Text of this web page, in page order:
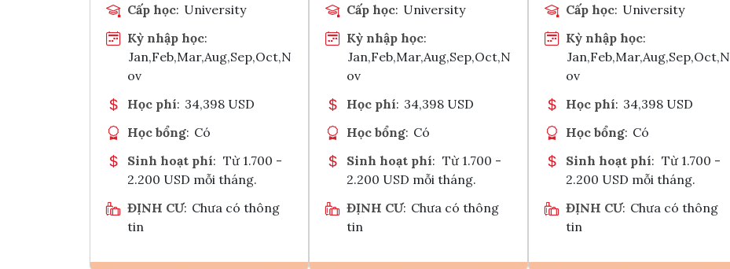
Cấp học: University
Kỳ nhập học:
Jan,Feb,Mar,Aug,Sep,Oct,N
ov
Học phí: 34,398 USD
Học bổng: Có
Sinh hoạt phí: Từ 1.700 -
2.200 USD mỗi tháng.
ĐỊNH CƯ: Chưa có thông
tin
Cấp học: University
Kỳ nhập học:
Jan,Feb,Mar,Aug,Sep,Oct,N
ov
Học phí: 34,398 USD
Học bổng: Có
Sinh hoạt phí: Từ 1.700 -
2.200 USD mỗi tháng.
ĐỊNH CƯ: Chưa có thông
tin
Cấp học: University
Kỳ nhập học:
Jan,Feb,Mar,Aug,Sep,Oct,N
ov
Học phí: 34,398 USD
Học bổng: Có
Sinh hoạt phí: Từ 1.700 -
2.200 USD mỗi tháng.
ĐỊNH CƯ: Chưa có thông
tin